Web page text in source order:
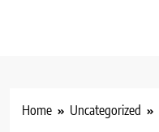
Home Uncategorized